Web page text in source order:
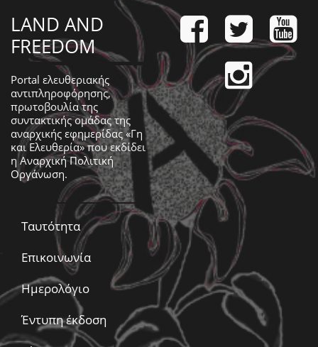
LAND AND
FREEDOM
Portal ελευθεριακής
αντιπληροφόρησης,
πρωτοβουλία της
συντακτικής ομάδας της
αναρχικής εφημερίδας «Γη
και Ελευθερία» που εκδίδει
ηΑναρχική Πολιτική
Οργάνωση.
Ταυτότητα
Επικοινωνία
Ημερολόγιο
Έντυπη έκδοση